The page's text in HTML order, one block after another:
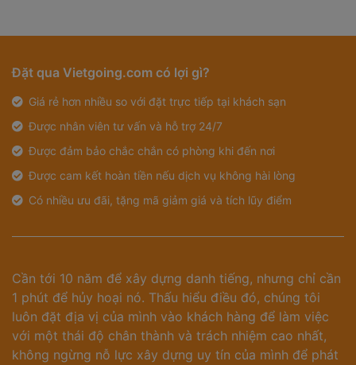
Đặt qua Vietgoing.com có lợi gì?
Giá rẻ hơn nhiều so với đặt trực tiếp tại khách sạn
Được nhân viên tư vấn và hỗ trợ 24/7
Được đảm bảo chắc chắn có phòng khi đến nơi
Được cam kết hoàn tiền nếu dịch vụ không hài lòng
Có nhiều ưu đãi, tặng mã giảm giá và tích lũy điểm
Cần tới 10 năm để xây dựng danh tiếng, nhưng chỉ cần
1 phút để hủy hoại nó. Thấu hiểu điều đó, chúng tôi
luôn đặt địa vị của mình vào khách hàng để làm việc
với một thái độ chân thành và trách nhiệm cao nhất,
không ngừng nỗ lực xây dựng uy tín của mình để phát